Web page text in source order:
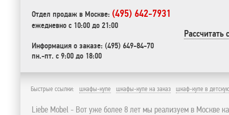
Отдел продаж в Москве: (495) 642-7931
ежедневно с 10:00 до 21:00
Информация о заказе: (495) 649-84-70
пн.-пт. с 9:00 до 18:00
Быстрые ссылки: шкафы-купе шкафы-купе на заказ шкаф-купе в
Liebe Mobel - Вот уже более 8 лет мы реализуем в Москве